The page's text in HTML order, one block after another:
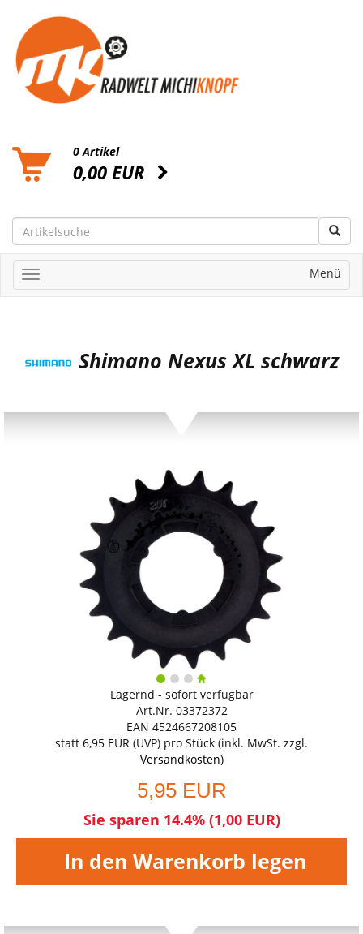
0 Artikel
0,00 EUR
Menü
Shimano Nexus XL schwarz
Lagernd - sofort verfügbar
Art.Nr. 03372372
EAN 4524667208105
statt 6,95 EUR (UVP) pro Stück (inkl. MwSt. zzgl.
Versandkosten)
5,95 EUR
Sie sparen 14.4% (1,00 EUR)
In den Warenkorb legen